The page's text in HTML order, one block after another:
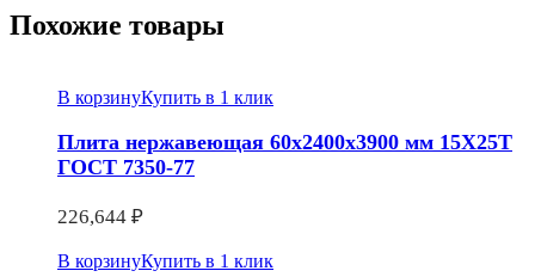
Похожие товары
В корзинуКупить в 1 клик
Плита нержавеющая 60х2400х3900 мм 15Х25Т
ГОСТ 7350-77
226,644 ₽
В корзинуКупить в 1 клик